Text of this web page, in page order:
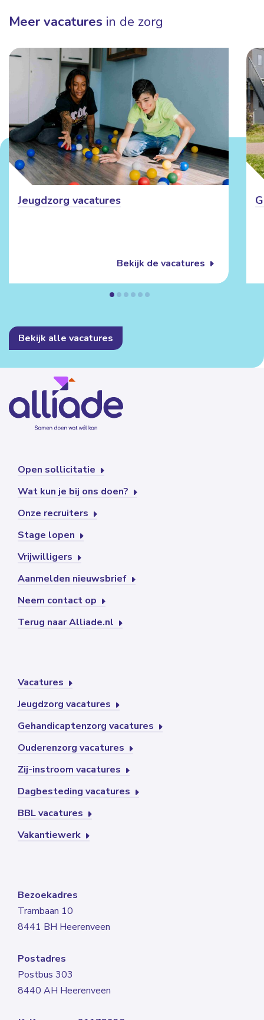
Meer vacatures in de zorg
Jeugdzorg vacatures
Bekijk de vacatures
Bekijk alle vacatures
Open sollicitatie
Wat kun je bij ons doen?
Onze recruiters
Stage lopen
Vrijwilligers
Aanmelden nieuwsbrief
Neem contact op
Terug naar Alliade.nl
Vacatures
Jeugdzorg vacatures
Gehandicaptenzorg vacatures
Ouderenzorg vacatures
Zij-instroom vacatures
Dagbesteding vacatures
BBL vacatures
Vakantiewerk
Bezoekadres
Trambaan 10
8441 BH Heerenveen
Postadres
Postbus 303
8440 AH Heerenveen